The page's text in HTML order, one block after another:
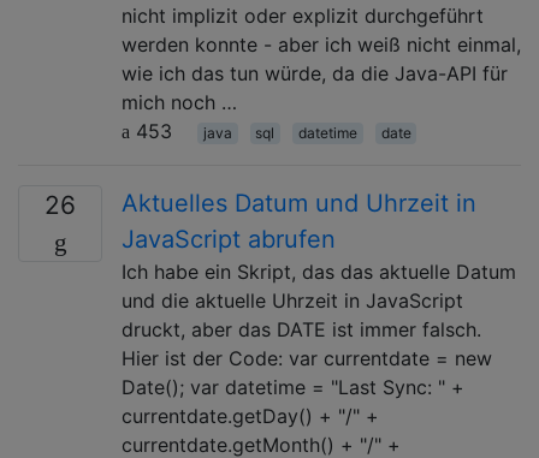
nicht implizit oder explizit durchgeführt
werden konnte - aber ich weiß nicht einmal,
wie ich das tun würde, da die Java-API für
mich noch …
453
java sql datetime date
26
Aktuelles Datum und Uhrzeit in
JavaScript abrufen
Ich habe ein Skript, das das aktuelle Datum
und die aktuelle Uhrzeit in JavaScript
druckt, aber das DATE ist immer falsch.
Hier ist der Code: var currentdate = new
Date(); var datetime = "Last Sync: " +
currentdate.getDay() + "/" +
currentdate.getMonth() + "/" +